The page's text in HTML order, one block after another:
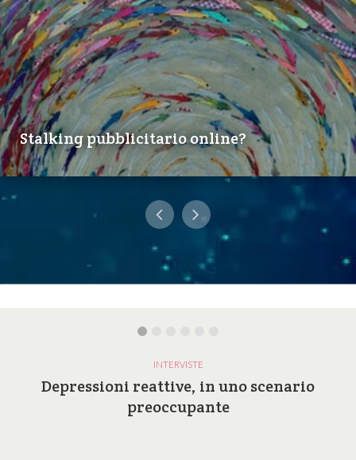
Stalking pubblicitario online?
INTERVISTE
Depressioni reattive, in uno scenario
preoccupante